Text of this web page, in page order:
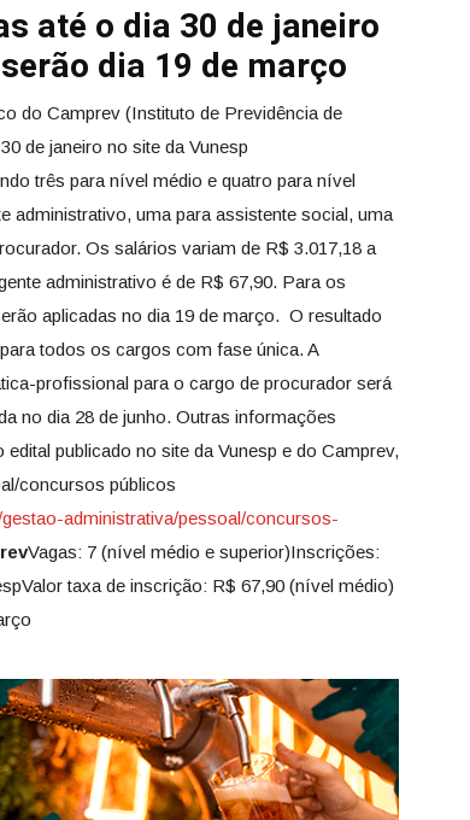
até o dia 30 de janeiro
dia 19 de março
do Camprev (Instituto de Previdência de
de janeiro no site da Vunesp
três para nível médio e quatro para nível
administrativo, uma para assistente social, uma
Os salários variam de R$ 3.017,18 a
administrativo é de R$ 67,90. Para os
aplicadas no dia 19 de março. O resultado
todos os cargos com fase única. A
profissional para o cargo de procurador será
no dia 28 de junho. Outras informações
publicado no site da Vunesp e do Camprev,
concursos públicos
administrativa/pessoal/concursos-
Vagas: 7 (nível médio e superior)Inscrições:
taxa de inscrição: R$ 67,90 (nível médio)